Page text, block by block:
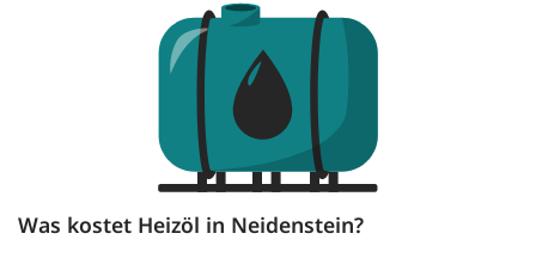
Was kostet Heizöl in Neidenstein?